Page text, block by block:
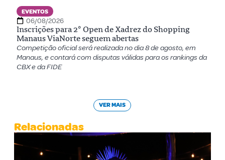
EVENTOS
06/08/2026
Inscrições para 2º Open de Xadrez do Shopping
Manaus ViaNorte seguem abertas
Competição oficial será realizada no dia 8 de agosto, em
Manaus, e contará com disputas válidas para os rankings da
CBX e da FIDE
VER MAIS
Relacionadas